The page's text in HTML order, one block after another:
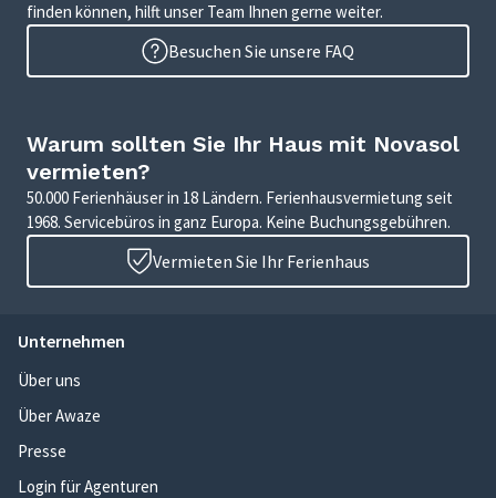
finden können, hilft unser Team Ihnen gerne weiter.
Besuchen Sie unsere FAQ
Warum sollten Sie Ihr Haus mit Novasol
vermieten?
50.000 Ferienhäuser in 18 Ländern. Ferienhausvermietung seit
1968. Servicebüros in ganz Europa. Keine Buchungsgebühren.
Vermieten Sie Ihr Ferienhaus
Unternehmen
Über uns
Über Awaze
Presse
Login für Agenturen